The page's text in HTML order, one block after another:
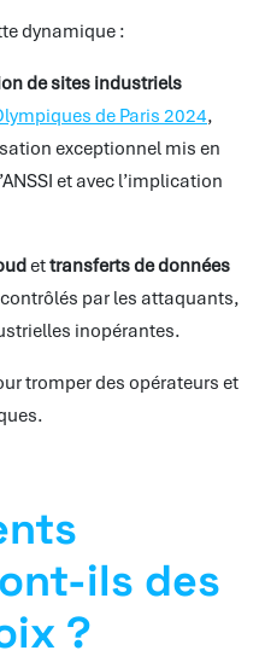
dynamique :
de sites industriels
de Paris 2024,
exceptionnel mis en
et avec l’implication
ettransferts de données
par les attaquants,
inopérantes.
tromper des opérateurs et
ils des
?